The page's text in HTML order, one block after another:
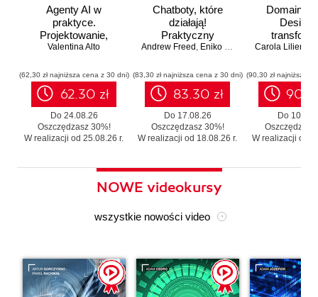
Agenty AI w
praktyce.
Projektowanie,
wdrażanie i
autonomicznych
systemów
Valentina Alto
(62,30 zł najniższa cena z 30 dni)
62.30 zł
Do 24.08.26
Oszczędzasz 30%!
W realizacji od 25.08.26 r.
Chatboty, które
działają!
Praktyczny
przewodnik po
sztucznej
inteligencji
Andrew Freed , Eniko Rozsa Cari Jacobs
(83,30 zł najniższa cena z 30 dni)
83.30 zł
Do 17.08.26
Oszczędzasz 30%!
W realizacji od 18.08.26 r.
Domain-
Design
legacy
zbędnego
Carola Lilienthal
(90,30 zł najniższa
Do
Oszczędzasz
W realizacji od
NOWE videokursy
wszystkie nowości video